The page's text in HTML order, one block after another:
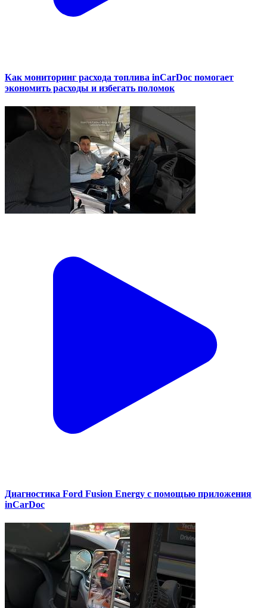
Как мониторинг расхода топлива inCarDoc помогает
экономить расходы и избегать поломок
Диагностика Ford Fusion Energy с помощью приложения
inCarDoc